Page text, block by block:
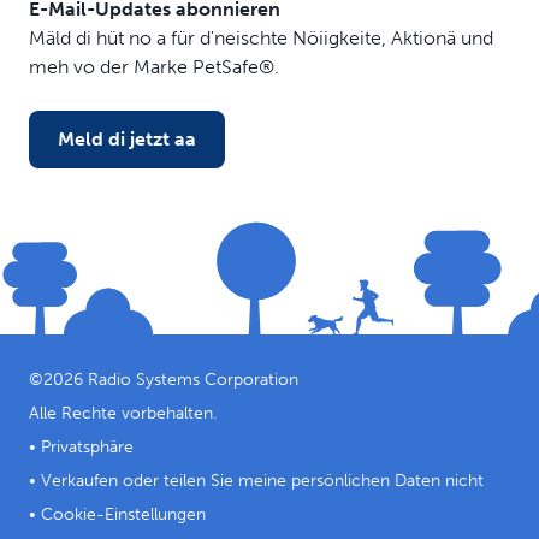
E-Mail-Updates abonnieren
Mäld di hüt no a für d'neischte Nöiigkeite, Aktionä und
meh vo der Marke PetSafe®.
Meld di jetzt aa
©2026 Radio Systems Corporation
Alle Rechte vorbehalten.
• Privatsphäre
• Verkaufen oder teilen Sie meine persönlichen Daten nicht
• Cookie-Einstellungen